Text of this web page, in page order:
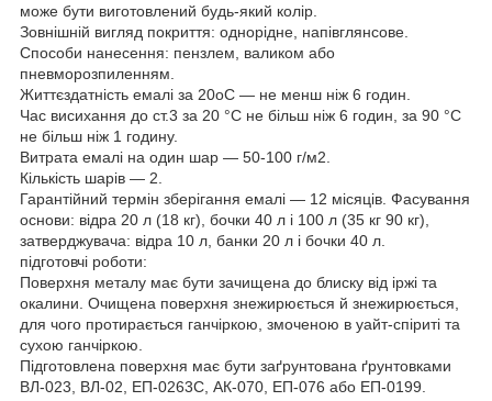
може бути виготовлений будь-який колір.
Зовнішній вигляд покриття: однорідне, напівглянсове.
Способи нанесення: пензлем, валиком або
пневморозпиленням.
Життєздатність емалі за 20oС — не менш ніж 6 годин.
Час висихання до ст.3 за 20 °C не більш ніж 6 годин, за 90 °C
не більш ніж 1 годину.
Витрата емалі на один шар — 50-100 г/м2.
Кількість шарів — 2.
Гарантійний термін зберігання емалі — 12 місяців. Фасування
основи: відра 20 л (18 кг), бочки 40 л і 100 л (35 кг 90 кг),
затверджувача: відра 10 л, банки 20 л і бочки 40 л.
підготовчі роботи:
Поверхня металу має бути зачищена до блиску від іржі та
окалини. Очищена поверхня знежирюється й знежирюється,
для чого протирається ганчіркою, змоченою в уайт-спіриті та
сухою ганчіркою.
Підготовлена поверхня має бути заґрунтована ґрунтовками
ВЛ-023, ВЛ-02, ЕП-0263С, АК-070, ЕП-076 або ЕП-0199.